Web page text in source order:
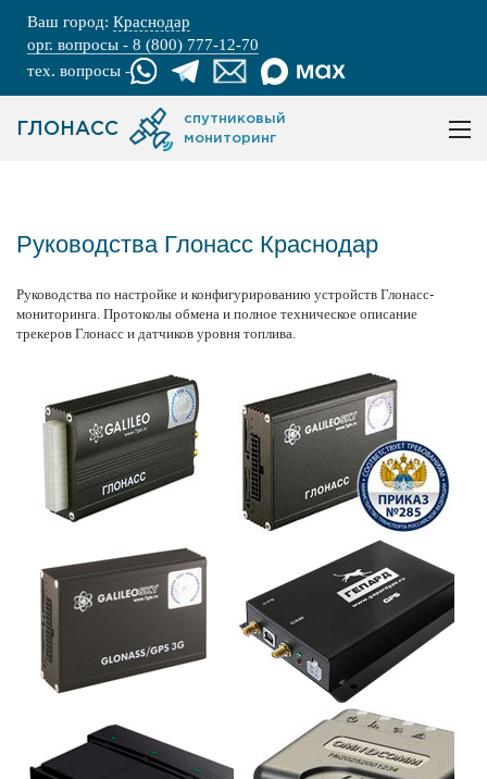
Ваш город: Краснодар
орг. вопросы - 8 (800) 777-12-70
тех. вопросы -
ГЛОНАСС
спутниковый
мониторинг
Руководства Глонасс Краснодар
Руководства по настройке и конфигурированию устройств Глонасс-
мониторинга. Протоколы обмена и полное техническое описание
трекеров Глонасс и датчиков уровня топлива.